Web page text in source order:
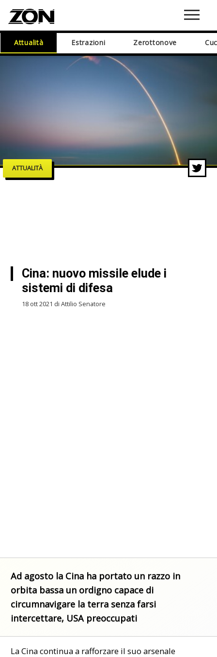
Attualità Estrazioni Zerottonove
ATTUALITÀ
Cina: nuovo missile elude i
sistemi di difesa
18 ott 2021 di Attilio Senatore
Ad agosto la Cina ha portato un razzo in
orbita bassa un ordigno capace di
circumnavigare la terra senza farsi
intercettare, USA preoccupati
La Cina continua a rafforzare il suo arsenale